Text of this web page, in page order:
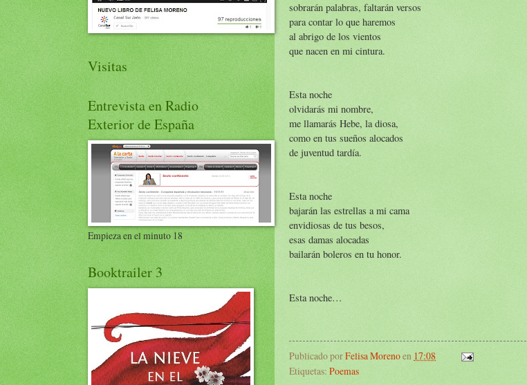
sobrarán palabras, faltarán versos
para contar lo que haremos
al abrigo de los vientos
que nacen en mi cintura.
Esta noche
olvidarás mi nombre,
me llamarás Hebe, la diosa,
como en tus sueños alocados
de juventud tardía.
Esta noche
bajarán las estrellas a mi cama
envidiosas de tus besos,
esas damas alocadas
bailarán boleros en tu honor.
Esta noche…
Publicado porFelisa Morenoen 17:08
Etiquetas: Poemas
Visitas
Entrevista en Radio
Exterior de España
Empieza en el minuto 18
Booktrailer 3